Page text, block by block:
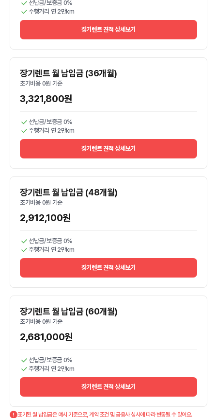
선납금/보증금 0%
주행거리 연 2만km
장기렌트 견적 상세보기
장기렌트 월 납입금 (36개월)
초기비용 0원 기준
3,321,800원
선납금/보증금 0%
주행거리 연 2만km
장기렌트 견적 상세보기
장기렌트 월 납입금 (48개월)
초기비용 0원 기준
2,912,100원
선납금/보증금 0%
주행거리 연 2만km
장기렌트 견적 상세보기
장기렌트 월 납입금 (60개월)
초기비용 0원 기준
2,681,000원
선납금/보증금 0%
주행거리 연 2만km
장기렌트 견적 상세보기
표기된 월 납입금은 예시 기준으로, 계약 조건 및 금융사 심사에 따라 변동될 수 있어요.